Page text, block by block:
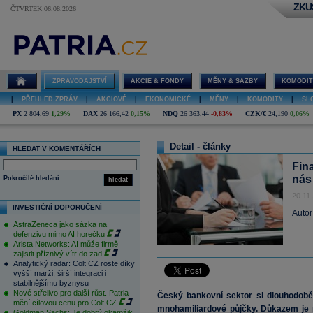
ČTVRTEK 06.08.2026
ZPRAVODAJSTVÍ AKCIE & FONDY MĚNY & SAZBY
PŘEHLED ZPRÁV AKCIOVÉ EKONOMICKÉ MĚNY KOMODITY
PX 2 804,69 1,29% DAX 26 166,42 0,15% NDQ 26 363,44 -0,83% CZK/€ 24,190 0,06%
HLEDAT V KOMENTÁŘÍCH
hledat
Pokročilé hledání
INVESTIČNÍ DOPORUČENÍ
AstraZeneca jako sázka na
defenzivu mimo AI horečku
Arista Networks: AI může firmě
zajistit příznivý vítr do zad
Analytický radar: Colt CZ roste díky
vyšší marži, širší integraci i
stabilnějšímu byznysu
Nové střelivo pro další růst. Patria
mění cílovou cenu pro Colt CZ
Detail - články
nás
Český bankovní sektor si
mnohamiliardové půjčky. Důkazem